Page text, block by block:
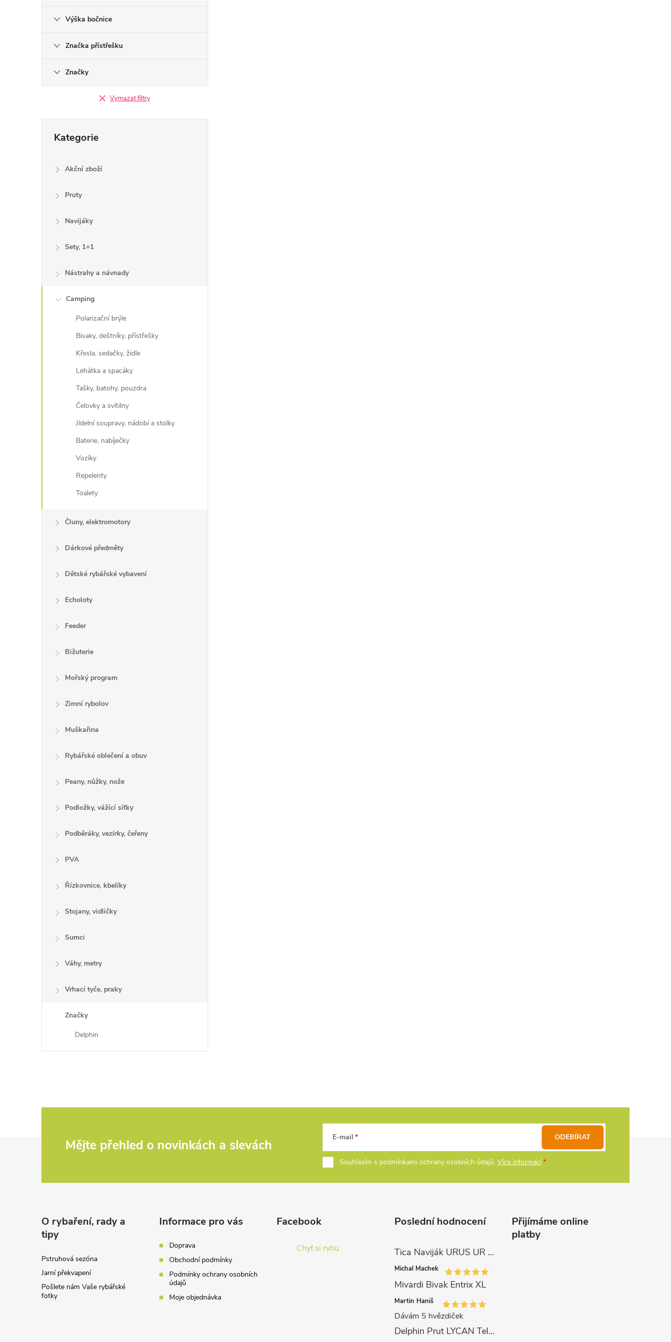
Výška bočnice
Značka přístřešku
Značky
Vymazat filtry
kategorie
Kategorie
Akční zboží
Pruty
Navijáky
Sety, 1+1
Nástrahy a návnady
Camping
Polarizační brýle
Bivaky, deštníky, přístřešky
Křesla, sedačky, židle
Lehátka a spacáky
Tašky, batohy, pouzdra
Čelovky a svítilny
Jídelní soupravy, nádobí a stolky
Baterie, nabíječky
Vozíky
Repelenty
Toalety
Čluny, elektromotory
Dárkové předměty
Dětské rybářské vybavení
Echoloty
Feeder
Bižuterie
Mořský program
Zimní rybolov
Muškařina
Rybářské oblečení a obuv
Peany, nůžky, nože
Podložky, vážící síťky
Podběráky, vezírky, čeřeny
PVA
Řízkovnice, kbelíky
Stojany, vidličky
Sumci
Váhy, metry
Vrhací tyče, praky
Značky
Delphin
Mějte přehled o novinkách a slevách E-mail
Souhlasím s podmínkami ochrany osobních údajů. Více informací
ODEBÍRAT
O rybaření, rady a
tipy
Pstruhová sezóna
Jarní překvapení
Pošlete nám Vaše rybářské
fotky
Informace pro vás
Doprava
Obchodní podmínky
Podmínky ochrany osobních
údajů
Moje objednávka
Facebook
Chyť si rybu
Poslední hodnocení
Tica Naviják URUS UR 4000
Michal Machek
Mivardi Bivak Entrix XL
Martin Haniš
Dávám 5 hvězdiček
Delphin Prut LYCAN TeleFEEDER + 3 špičky 3 m, 80 g
Přijímáme online
platby